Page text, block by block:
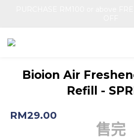
Bioion Air
Refill -
RM29.00
售完